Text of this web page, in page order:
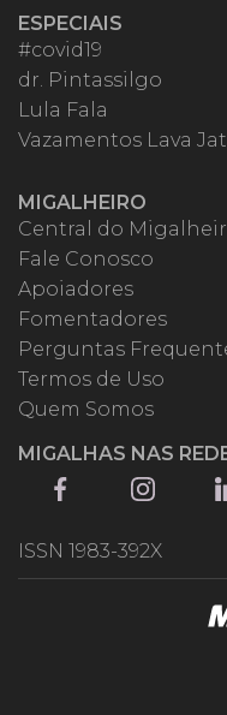
ESPECIAIS
#covid19
dr. Pintassilgo
Lula Fala
Vazamentos Lava
MIGALHEIRO
Central do
Fale Conosco
Apoiadores
Fomentadores
Perguntas
Termos de Uso
Quem Somos
MIGALHAS NAS
ISSN 1983-392X